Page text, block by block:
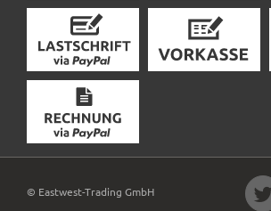
© Eastwest-Trading GmbH